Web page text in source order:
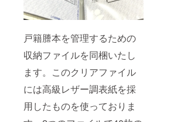
戸籍謄本を管理するための
収納ファイルを同梱いたし
ます。このクリアファイル
には高級レザー調表紙を採
用したものを使っておりま